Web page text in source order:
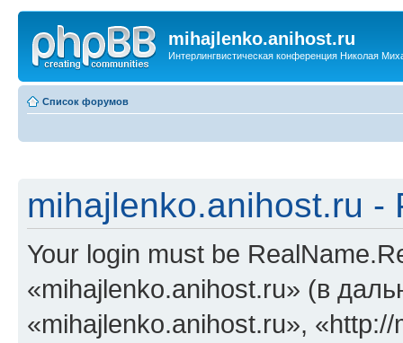
mihajlenko.anihost.ru
Интерлингвистическая конференция Николая
Список форумов
mihajlenko.anihost.ru -
Your login must be
«mihajlenko.anihost.ru» (в
«mihajlenko.anihost.ru»,